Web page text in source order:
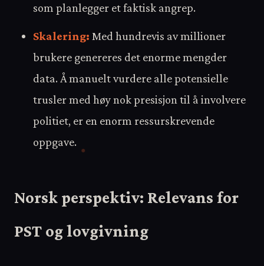
som planlegger et faktisk angrep.
Skalering: Med hundrevis av millioner
brukere genereres det enorme mengder
data. Å manuelt vurdere alle potensielle
trusler med høy nok presisjon til å involvere
politiet, er en enorm ressurskrevende
oppgave.
Norsk perspektiv: Relevans for
PST og lovgivning